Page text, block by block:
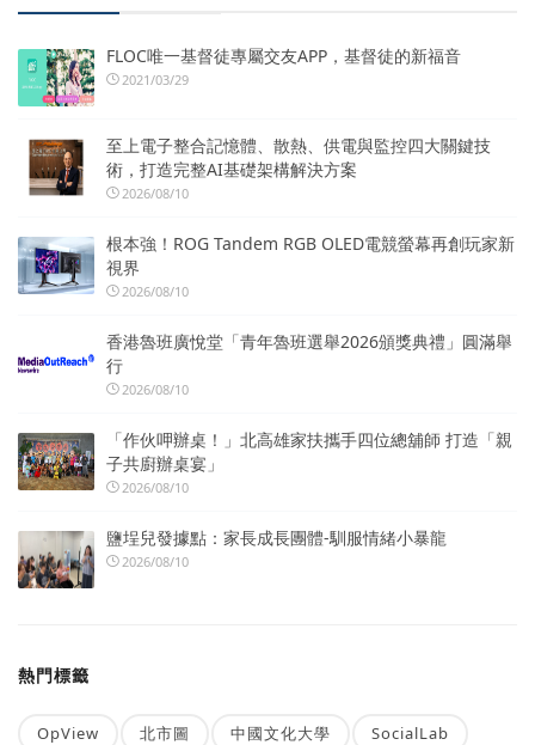
FLOC唯一基督徒專屬交友APP，基督徒的新福音
2021/03/29
至上電子整合記憶體、散熱、供電與監控四大關鍵技
術，打造完整AI基礎架構解決方案
2026/08/10
根本強！ROG Tandem RGB OLED電競螢幕再創玩家新
視界
2026/08/10
香港魯班廣悅堂「青年魯班選舉2026頒獎典禮」圓滿舉
行
2026/08/10
「作伙呷辦桌！」北高雄家扶攜手四位總舖師 打造「親
子共廚辦桌宴」
2026/08/10
鹽埕兒發據點：家長成長團體-馴服情緒小暴龍
2026/08/10
熱門標籤
OpView 北市圖 中國文化大學 SocialLab